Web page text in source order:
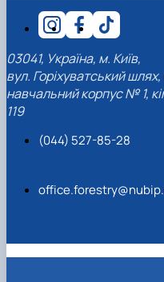
03041, Україна, м. Київ,
вул. Горіхуватський шлях,
навчальний корпус № 1,
119
(044) 527-85-28